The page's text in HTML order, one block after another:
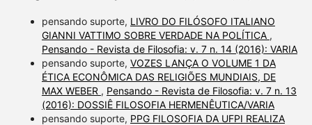
pensando suporte, LIVRO DO FILÓSOFO ITALIANO
GIANNI VATTIMO SOBRE VERDADE NA POLÍTICA ,
Pensando - Revista de Filosofia: v. 7 n. 14 (2016): VARIA
pensando suporte, VOZES LANÇA O VOLUME 1 DA
ÉTICA ECONÔMICA DAS RELIGIÕES MUNDIAIS, DE
MAX WEBER , Pensando - Revista de Filosofia: v. 7 n. 13
(2016): DOSSIÊ FILOSOFIA HERMENÊUTICA/VARIA
pensando suporte, PPG FILOSOFIA DA UFPI REALIZA